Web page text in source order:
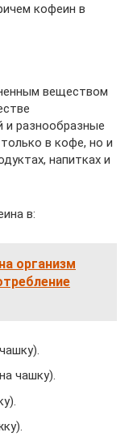
кофеин в
веществом
и разнообразные
в кофе, но и
напитках и
в:
организм
чашку).